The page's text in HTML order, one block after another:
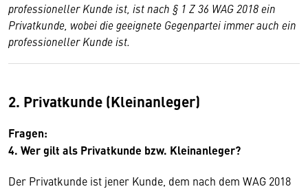
professioneller Kunde ist, ist nach § 1 Z 36 WAG 2018 ein
Privatkunde, wobei die geeignete Gegenpartei immer auch ein
professioneller Kunde ist.
2. Privatkunde (Kleinanleger)
Fragen:
4. Wer gilt als Privatkunde bzw. Kleinanleger?
Der Privatkunde ist jener Kunde, dem nach dem WAG 2018